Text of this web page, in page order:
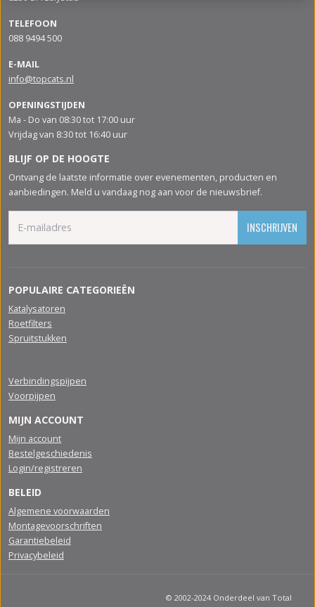
TELEFOON
088 9494 500
E-MAIL
info@topcats.nl
OPENINGSTIJDEN
Ma - Do van 08:30 tot 17:00 uur
Vrijdag van 8:30 tot 16:40 uur
BLIJF OP DE HOOGTE
Ontvang de laatste informatie over evenementen, producten en
aanbiedingen. Meld u vandaag nog aan voor de nieuwsbrief.
INSCHRIJVEN
POPULAIRE CATEGORIEËN
Katalysatoren
Roetfilters
Spruitstukken
Verbindingspijpen
Voorpijpen
MIJN ACCOUNT
Mijn account
Bestelgeschiedenis
Login/registreren
BELEID
Algemene voorwaarden
Montagevoorschriften
Garantiebeleid
Privacybeleid
© 2002-2024 Onderdeel van Total